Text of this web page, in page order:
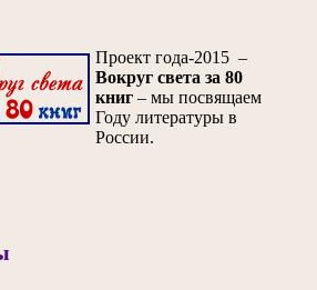
Проект года-2015 –
Вокруг света за 80
книг – мы посвящаем
Году литературы в
России.